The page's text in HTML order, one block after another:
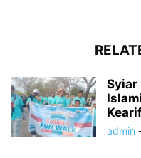
Syiar
admin